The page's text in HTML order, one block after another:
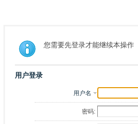
您需要先登录才能继续本操作
用户登录
用户名
密码: